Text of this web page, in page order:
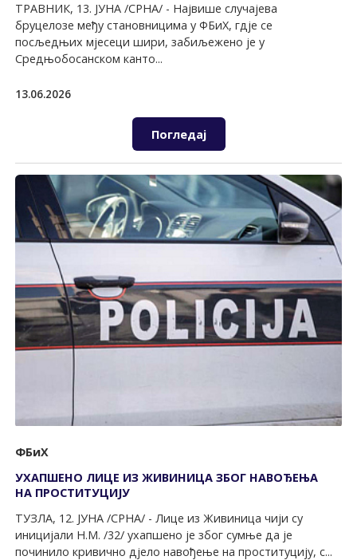
ТРАВНИК, 13. ЈУНА /СРНА/ - Највише случајева
бруцелозе међу становницима у ФБиХ, гдје се
посљедњих мјесеци шири, забиљежено је у
Средњобосанском канто...
13.06.2026
Погледај
ФБиХ
УХАПШЕНО ЛИЦЕ ИЗ ЖИВИНИЦА ЗБОГ НАВОЂЕЊА
НА ПРОСТИТУЦИЈУ
ТУЗЛА, 12. ЈУНА /СРНА/ - Лице из Живиница чији су
иницијали Н.М. /32/ ухапшено је због сумње да је
починило кривично дјело навођење на проституцију, с...